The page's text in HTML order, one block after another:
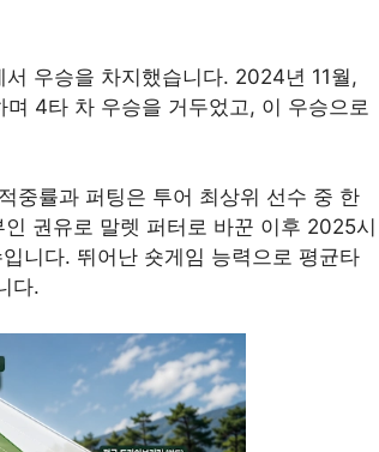
우승을 차지했습니다. 2024년 11월,
4타 차 우승을 거두었고, 이 우승으로
중률과 퍼팅은 투어 최상위 선수 중 한
권유로 말렛 퍼터로 바꾼 이후 2025시
니다. 뛰어난 숏게임 능력으로 평균타
다.